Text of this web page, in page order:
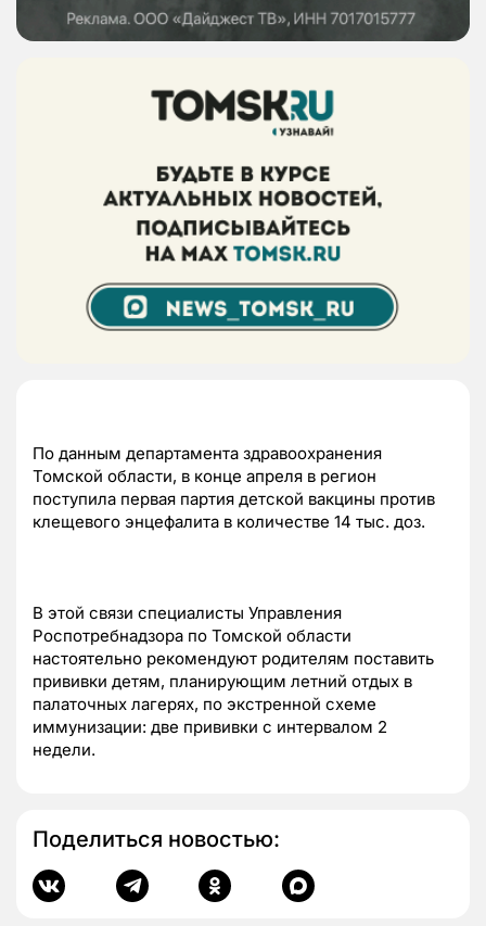
По данным департамента здравоохранения
Томской области, в конце апреля в регион
поступила первая партия детской вакцины против
клещевого энцефалита в количестве 14 тыс. доз.
В этой связи специалисты Управления
Роспотребнадзора по Томской области
настоятельно рекомендуют родителям поставить
прививки детям, планирующим летний отдых в
палаточных лагерях, по экстренной схеме
иммунизации: две прививки с интервалом 2
недели.
Поделиться новостью: